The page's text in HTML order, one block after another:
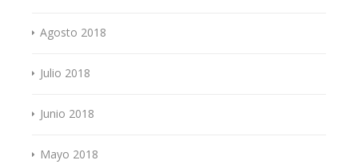
Agosto 2018
Julio 2018
Junio 2018
Mayo 2018